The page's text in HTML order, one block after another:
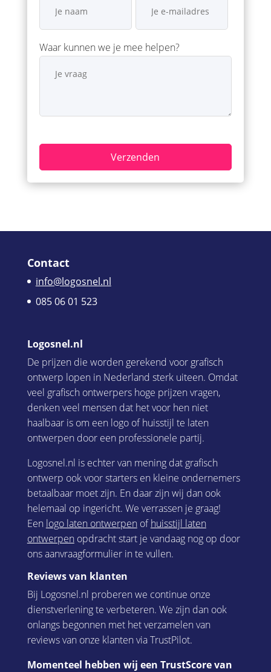
Waar kunnen we je mee helpen?
Contact
info@logosnel.nl
085 06 01 523
Logosnel.nl
De prijzen die worden gerekend voor grafisch
ontwerp lopen in Nederland sterk uiteen. Omdat
veel grafisch ontwerpers hoge prijzen vragen,
denken veel mensen dat het voor hen niet
haalbaar is om een logo of huisstijl te laten
ontwerpen door een professionele partij.
Logosnel.nl is echter van mening dat grafisch
ontwerp ook voor starters en kleine ondernemers
betaalbaar moet zijn. En daar zijn wij dan ook
helemaal op ingericht. We verrassen je graag!
Een logo laten ontwerpenofhuisstijl laten
ontwerpenopdracht start je vandaag nog op door
ons aanvraagformulier in te vullen.
Reviews van klanten
Bij Logosnel.nl proberen we continue onze
dienstverlening te verbeteren. We zijn dan ook
onlangs begonnen met het verzamelen van
reviews van onze klanten via TrustPilot.
Momenteel hebben wij een TrustScore van